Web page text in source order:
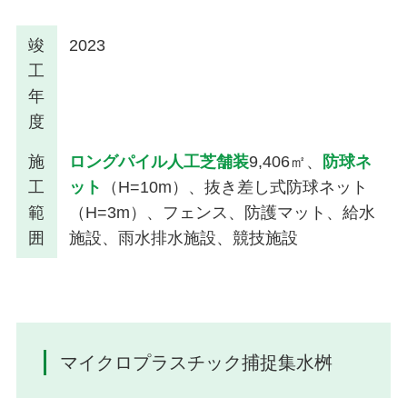
竣
工
年
度
2023
施
工
範
囲
ロングパイル人工芝舗装9,406㎡、
防球ネ
ット
（H=10m）、抜き差し式防球ネット
（H=3m）、フェンス、防護マット、給水
施設、雨水排水施設、競技施設
マイクロプラスチック捕捉集水桝